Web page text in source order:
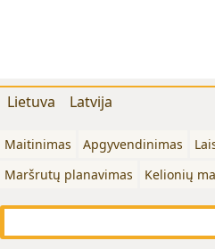
Lietuva Latvija
Maitinimas Apgyvendinimas
Maršrutų planavimas
Kelionių